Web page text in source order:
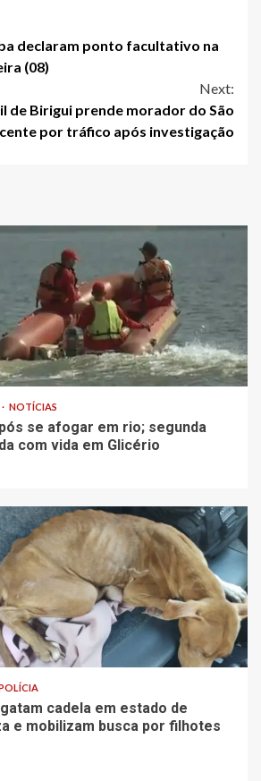
declaram ponto facultativo na
(08)
Next:
de Birigui prende morador do São
por tráfico após investigação
NOTÍCIAS
se afogar em rio; segunda
com vida em Glicério
cadela em estado de
e mobilizam busca por filhotes